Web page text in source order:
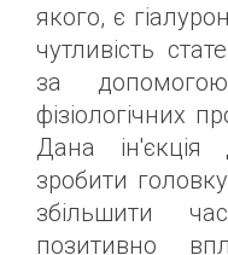
якого, є
чутливість
за
фізіологічних
Дана ін'єкція
зробити
збільшити
позитивно